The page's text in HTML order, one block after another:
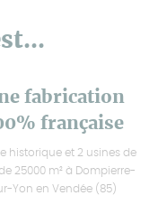
fabrication
française
historique et 2 usines de
25000 m² à Dompierre-
Yon en Vendée (85)